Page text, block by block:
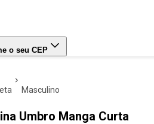
o seu CEP
masculino
Umbro Manga Curta